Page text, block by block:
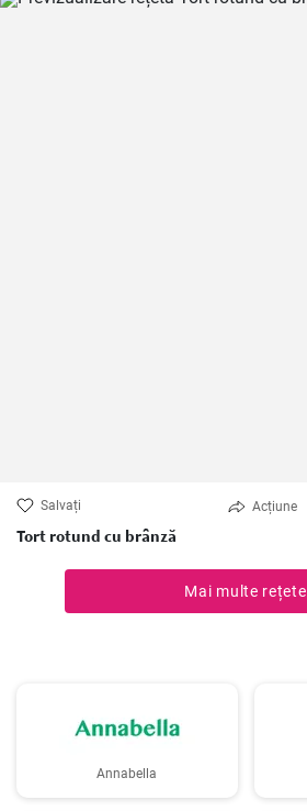
Salvați Acțiune
Tort rotund cu brânză
Mai multe rețete
Annabella